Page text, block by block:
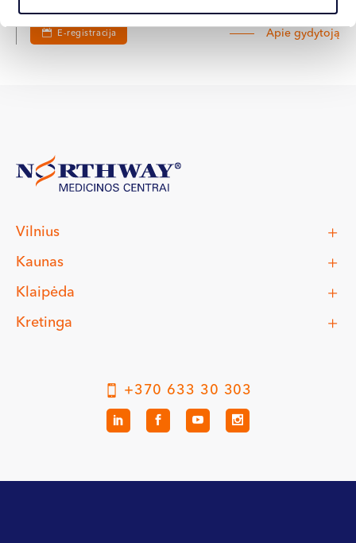
E-registracija Apie gydytoją
Vilnius
Kaunas
Klaipėda
Kretinga
+370 633 30 303